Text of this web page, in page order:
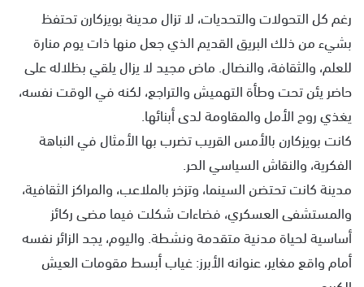
و
ن
ي
ا
رغم كل التحولات والتحديات، لا تزال مدينة بويزكارن تحتفظ
بشيء من ذلك البريق القديم الذي جعل منها ذات يوم منارة
للعلم، والثقافة، والنضال. ماض مجيد لا يزال يلقي بظلاله على
حاضر يئن تحت وطأة التهميش والتراجع، لكنه في الوقت نفسه،
يغذي روح الأمل والمقاومة لدى أبنائها.
كانت بويزكارن بالأمس القريب تضرب بها الأمثال في النباهة
الفكرية، والنقاش السياسي الحر.
مدينة كانت تحتضن السينما، وتزخر بالملاعب، والمراكز الثقافية،
والمستشفى العسكري، فضاءات شكلت فيما مضى ركائز
أساسية لحياة مدنية متقدمة ونشطة. واليوم، يجد الزائر نفسه
أمام واقع مغاير، عنوانه الأبرز: غياب أبسط مقومات العيش